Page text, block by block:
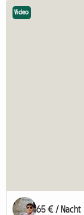
Video
65 € / Nacht